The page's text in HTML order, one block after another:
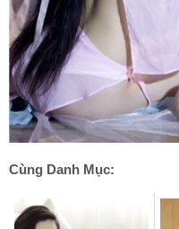
Cùng Danh Mục: